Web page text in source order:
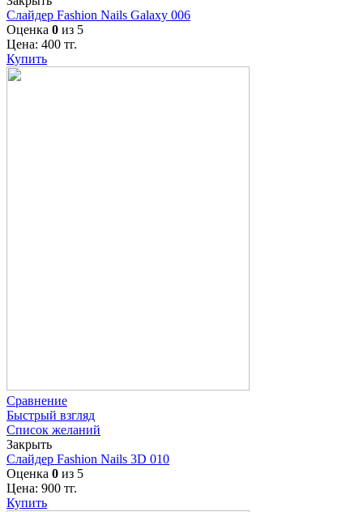
Слайдер Fashion Nails Galaxy 006
Оценка 0 из 5
Цена: 400 тг.
Купить
Сравнение
Быстрый взгляд
Список желаний
Закрыть
Слайдер Fashion Nails 3D 010
Оценка 0 из 5
Цена: 900 тг.
Купить